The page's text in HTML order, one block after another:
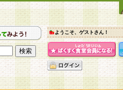
ようこそ、ゲストさん！